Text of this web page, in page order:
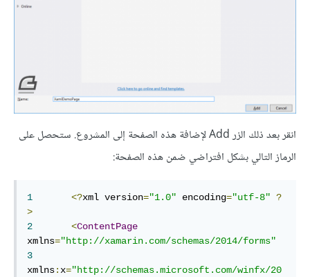
انقر بعد ذلك الزر Add لإضافة هذه الصفحة إلى المشروع. ستحصل على
الرماز التالي بشكل افتراضي ضمن هذه الصفحة:
1 <?xml version="1.0" encoding="utf-8" ?
>
2
<ContentPage
xmlns="http://xamarin.com/schemas/2014/forms"
3
xmlns: x="http://schemas.microsoft.com/winfx/20